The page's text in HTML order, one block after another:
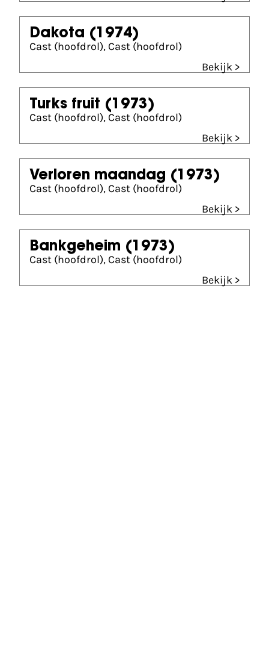
Dakota (1974)
Cast (hoofdrol), Cast (hoofdrol)
Bekijk >
Turks fruit (1973)
Cast (hoofdrol), Cast (hoofdrol)
Bekijk >
Verloren maandag (1973)
Cast (hoofdrol), Cast (hoofdrol)
Bekijk >
Bankgeheim (1973)
Cast (hoofdrol), Cast (hoofdrol)
Bekijk >